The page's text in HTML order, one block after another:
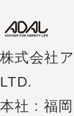
株式会社
LTD.
本社 : 福